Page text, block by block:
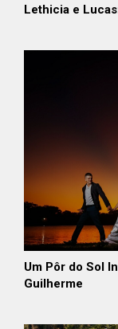
Lethicia e
Um Pôr do Sol
Guilherme